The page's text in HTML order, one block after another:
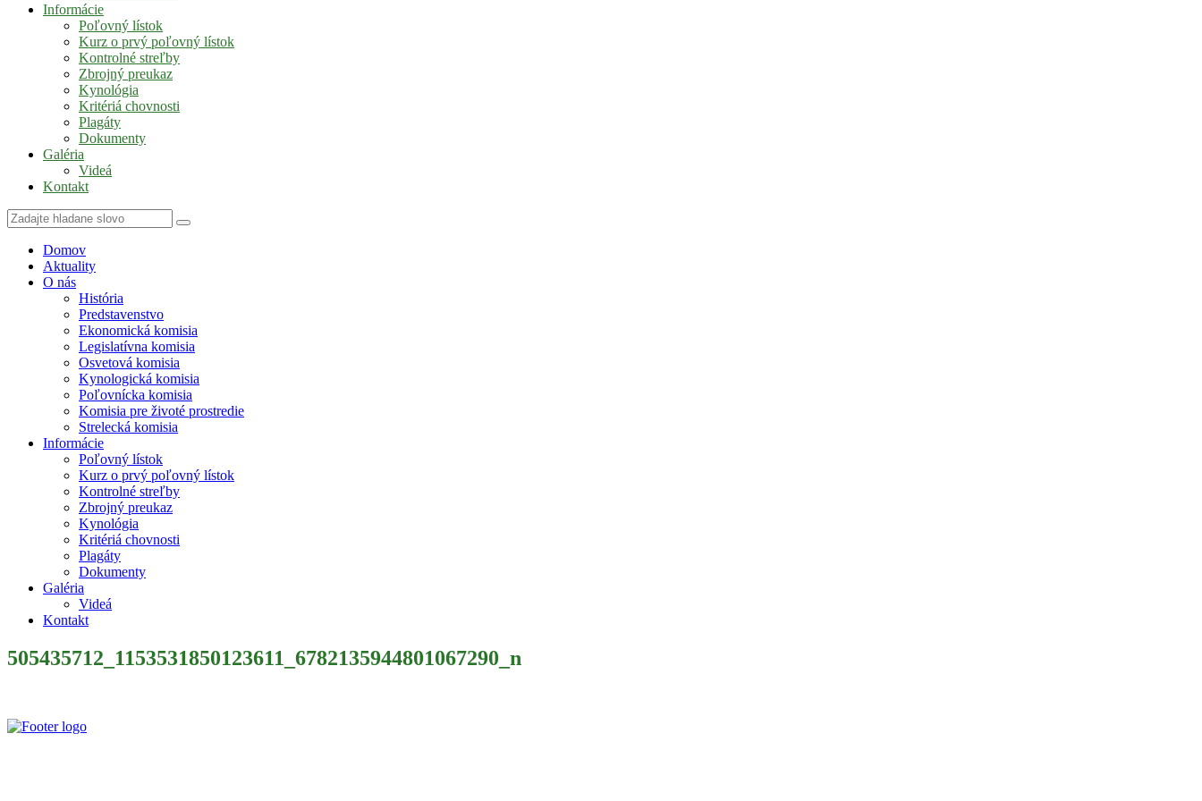
Informácie
Poľovný lístok
Kurz o prvý poľovný lístok
Kontrolné streľby
Zbrojný preukaz
Kynológia
Kritériá chovnosti
Plagáty
Dokumenty
Galéria
Videá
Kontakt
Domov
Aktuality
O nás
História
Predstavenstvo
Ekonomická komisia
Legislatívna komisia
Osvetová komisia
Kynologická komisia
Poľovnícka komisia
Komisia pre životé prostredie
Strelecká komisia
Informácie
Poľovný lístok
Kurz o prvý poľovný lístok
Kontrolné streľby
Zbrojný preukaz
Kynológia
Kritériá chovnosti
Plagáty
Dokumenty
Galéria
Videá
Kontakt
505435712_1153531850123611_6782135944801067290_n